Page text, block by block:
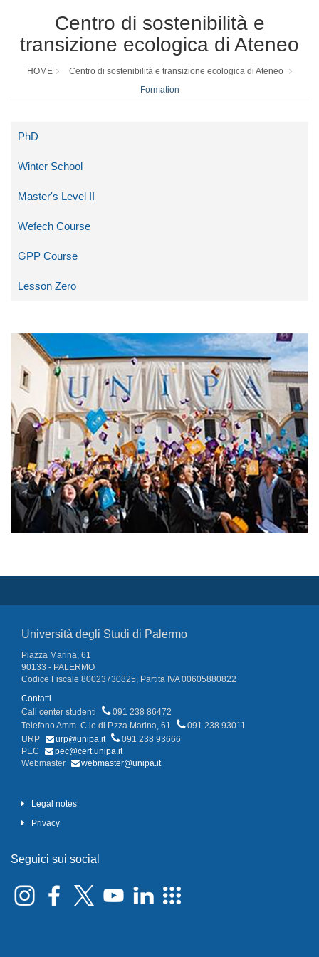
Centro di sostenibilità e
transizione ecologica di Ateneo
HOME
Centro di sostenibilità e transizione ecologica di Ateneo
Formation
PhD
Winter School
Master's Level II
Wefech Course
GPP Course
Lesson Zero
Università degli Studi di Palermo
Piazza Marina, 61
90133 - PALERMO
Codice Fiscale 80023730825, Partita IVA 00605880822
Contatti
Call center studenti
091 238 86472
Telefono Amm. C.le di P.zza Marina, 61
091 238 93011
URP
urp@unipa.it
091 238 93666
PEC
pec@cert.unipa.it
Webmaster
webmaster@unipa.it
Legal notes
Privacy
Seguici sui social